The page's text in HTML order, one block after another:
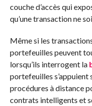
couche d’accès qui
qu’une transaction ne
Même si les
portefeuilles peuvent
lorsqu’ils interrogent la
portefeuilles s’appuient
procédures à distance
contrats intelligents et